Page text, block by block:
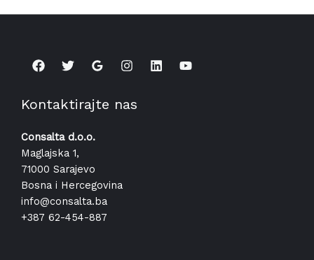
Kontaktirajte nas
Consalta d.o.o.
Maglajska 1,
71000 Sarajevo
Bosna i Hercegovina
info@consalta.ba​
+387 62-454-887